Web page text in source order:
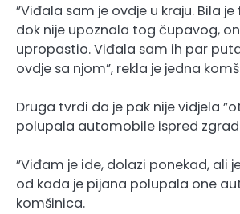
”Viđala sam je ovdje u kraju. Bila
dok nije upoznala tog čupavog,
upropastio. Viđala sam ih par
ovdje sa njom”, rekla je jedna
Druga tvrdi da je pak nije vidjela
polupala automobile ispred
”Viđam je ide, dolazi ponekad, ali
od kada je pijana polupala one
komšinica.